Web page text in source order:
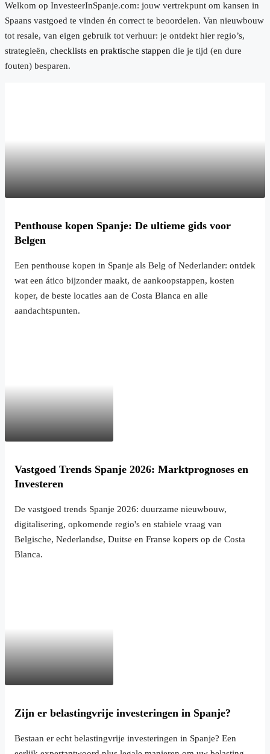
Welkom op InvesteerInSpanje.com: jouw vertrekpunt om kansen in
Spaans vastgoed te vinden én correct te beoordelen. Van nieuwbouw
tot resale, van eigen gebruik tot verhuur: je ontdekt hier regio’s,
strategieën, checklists en praktische stappen die je tijd (en dure
fouten) besparen.
Penthouse kopen Spanje: De ultieme gids voor
Belgen
Een penthouse kopen in Spanje als Belg of Nederlander: ontdek
wat een ático bijzonder maakt, de aankoopstappen, kosten
koper, de beste locaties aan de Costa Blanca en alle
aandachtspunten.
Vastgoed Trends Spanje 2026: Marktprognoses en
Investeren
De vastgoed trends Spanje 2026: duurzame nieuwbouw,
digitalisering, opkomende regio's en stabiele vraag van
Belgische, Nederlandse, Duitse en Franse kopers op de Costa
Blanca.
Zijn er belastingvrije investeringen in Spanje?
Bestaan er echt belastingvrije investeringen in Spanje? Een